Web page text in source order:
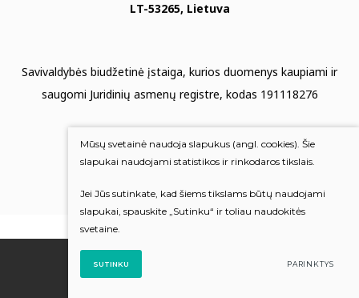
LT-53265, Lietuva
Savivaldybės biudžetinė įstaiga, kurios duomenys kaupiami ir
saugomi Juridinių asmenų registre, kodas 191118276
Duomenų apsauga
Mums rūpi Jūsų nuomonė
Įvertinkite mus
© 2022 Visos teisės saugomos
Sukūrė:
Mūsų svetainė naudoja slapukus (angl. cookies). Šie
slapukai naudojami statistikos ir rinkodaros tikslais.
Jei Jūs sutinkate, kad šiems tikslams būtų naudojami
slapukai, spauskite „Sutinku“ ir toliau naudokitės
svetaine.
SUTINKU PARINKTYS